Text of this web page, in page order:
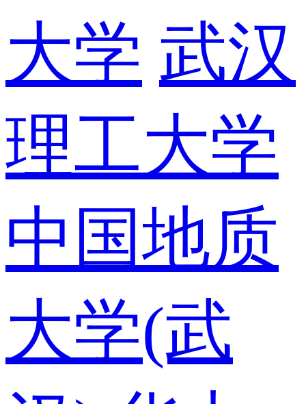
大学 武汉
理工大学
中国地质
大学(武